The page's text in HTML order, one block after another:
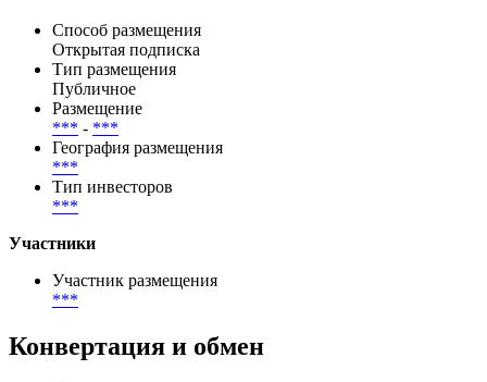
Способ размещения
Открытая подписка
Тип размещения
Публичное
Размещение
*** - ***
География размещения
***
Тип инвесторов
***
Участники
Участник размещения
***
Конвертация и обмен